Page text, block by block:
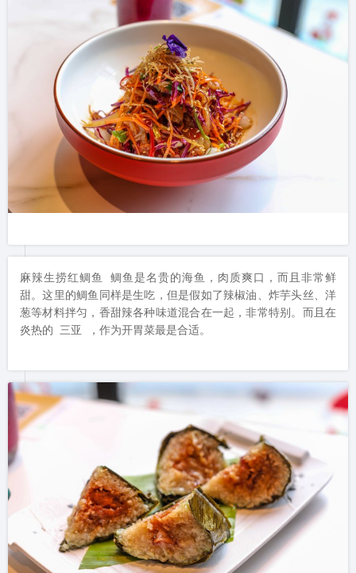
麻辣生捞红鲷鱼 鲷鱼是名贵的海鱼，肉质爽口，而且非常鲜
甜。这里的鲷鱼同样是生吃，但是假如了辣椒油、炸芋头丝、洋
葱等材料拌匀，香甜辣各种味道混合在一起，非常特别。而且在
炎热的 三亚 ，作为开胃菜最是合适。